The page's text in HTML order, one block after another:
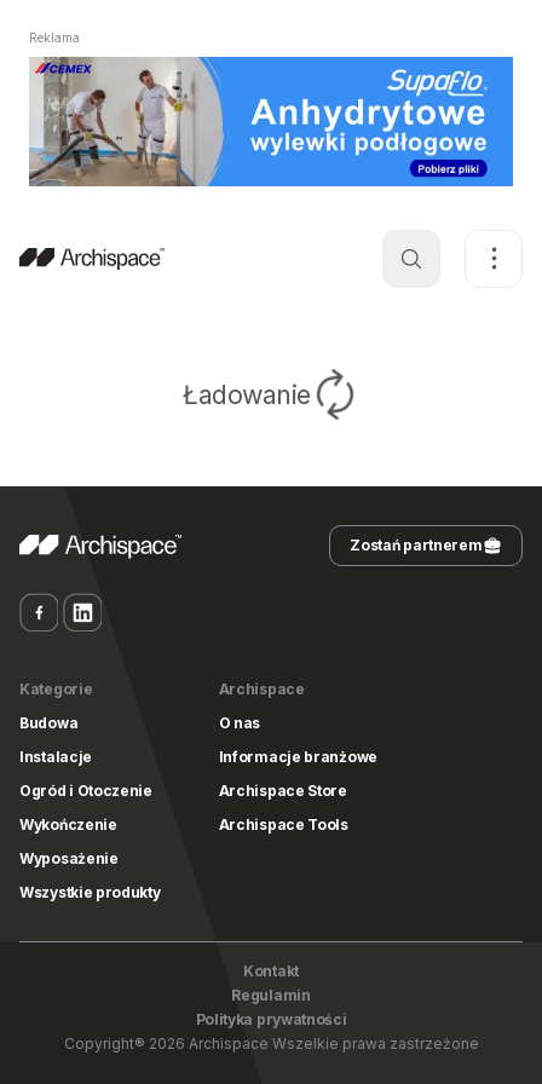
Reklama
Ładowanie
Zostań partnerem
Kategorie
Budowa
Instalacje
Ogród i Otoczenie
Wykończenie
Wyposażenie
Wszystkie produkty
Archispace
O nas
Informacje branżowe
Archispace Store
Archispace Tools
Kontakt
Regulamin
Polityka prywatności
Copyright® 2026 Archispace Wszelkie prawa zastrzeżone